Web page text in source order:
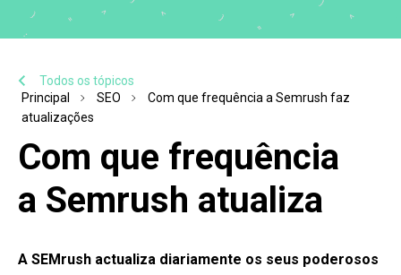
Todos os tópicos
Principal
SEO
Com que frequência a Semrush faz
atualizações
Com que frequência
a Semrush atualiza
A SEMrush actualiza diariamente os seus poderosos